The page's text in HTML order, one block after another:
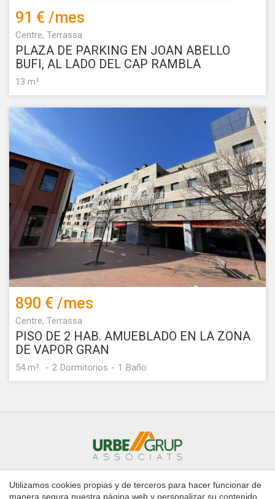
91 € /mes
Centre, Terrassa
PLAZA DE PARKING EN JOAN ABELLO
BUFI, AL LADO DEL CAP RAMBLA
13 m²
890 € /mes
Centre, Terrassa
PISO DE 2 HAB. AMUEBLADO EN LA ZONA
DE VAPOR GRAN
54 m² 2 Dormitorios 1 Baño
Inicio Comprar Alquilar
Utilizamos cookies propias y de terceros para hacer funcionar de
manera segura nuestra página web y personalizar su contenido.